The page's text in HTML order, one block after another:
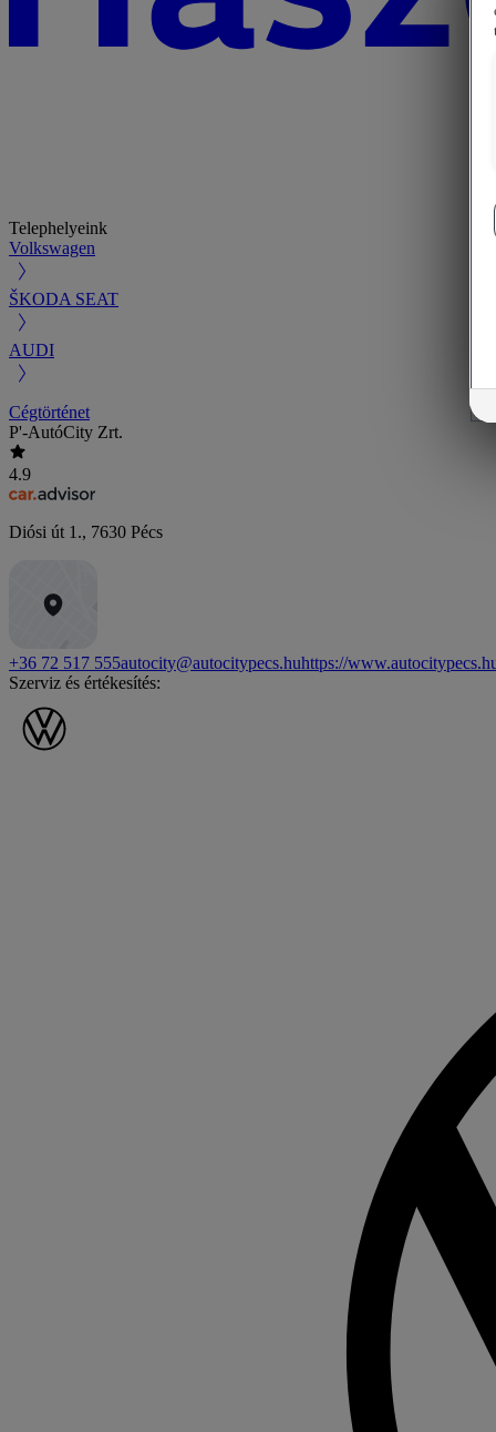
Telephelyeink
Volkswagen
ŠKODA SEAT
AUDI
Cégtörténet
P'-AutóCity Zrt.
4.9
Diósi út 1., 7630 Pécs
+36 72 517 555autocity@autocitypecs.huhttps://
Szerviz és értékesítés: